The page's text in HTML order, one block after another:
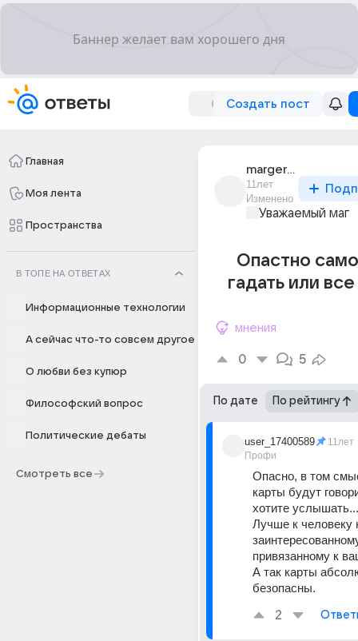
Создать пост
Главная
Моя лента
Пространства
В ТОПЕ НА ОТВЕТАХ
Информационные технологии
А сейчас что-то совсем другое
О любви без купюр
Философский вопрос
Политические дебаты
Смотреть все
margeret_mitchell
11лет
Изменено
Уважаемый маг
Опастно
гадать или
мнения
0 5
По дате По рейтингу
user_17400589
Профи
11лет
Опасно, в том
карты будут
хотите
Лучше к человеку
привязанному к
А так карты
безопасны.
2